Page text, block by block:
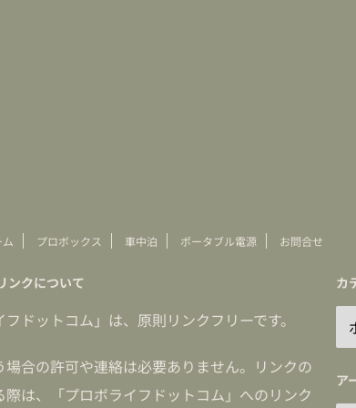
プロボックス 車中泊 ポータブル電源 お問合せ
ンクについて
フドットコム」は、原則リンクフリーです。
場合の許可や連絡は必要ありません。リンクの
際は、「プロボライフドットコム」へのリンク
カ
ア